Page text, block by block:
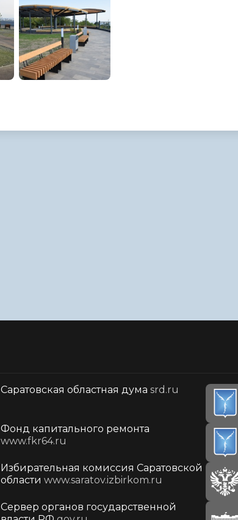
Саратовская областная дума srd.ru
Фонд капитального ремонта
www.fkr64.ru
Избирательная комиссия Саратовской
области www.saratov.izbirkom.ru
Сервер органов государственной